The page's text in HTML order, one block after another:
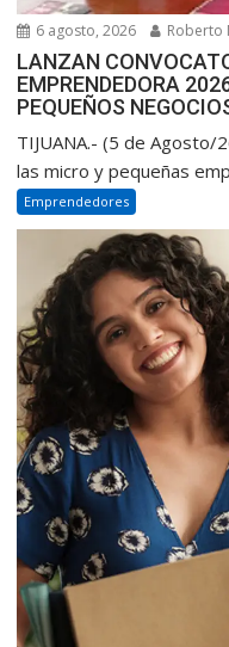
6 agosto, 2026 Roberto
LANZAN
EMPRENDEDORA
PEQUEÑOS
TIJUANA.- (5 de
las micro y pequeñas
Emprendedores